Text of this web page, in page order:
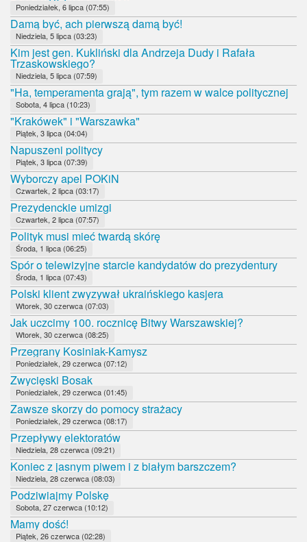
Poniedziałek, 6 lipca (07:55)
Damą być, ach pierwszą damą być!
Niedziela, 5 lipca (03:23)
Kim jest gen. Kukliński dla Andrzeja Dudy i Rafała
Trzaskowskiego?
Niedziela, 5 lipca (07:59)
"Ha, temperamenta grają", tym razem w walce politycznej
Sobota, 4 lipca (10:23)
"Krakówek" i "Warszawka"
Piątek, 3 lipca (04:04)
Napuszeni politycy
Piątek, 3 lipca (07:39)
Wyborczy apel POKiN
Czwartek, 2 lipca (03:17)
Prezydenckie umizgi
Czwartek, 2 lipca (07:57)
Polityk musi mieć twardą skórę
Środa, 1 lipca (06:25)
Spór o telewizyjne starcie kandydatów do prezydentury
Środa, 1 lipca (07:43)
Polski klient zwyzywał ukraińskiego kasjera
Wtorek, 30 czerwca (07:03)
Jak uczcimy 100. rocznicę Bitwy Warszawskiej?
Wtorek, 30 czerwca (08:25)
Przegrany Kosiniak-Kamysz
Poniedziałek, 29 czerwca (07:12)
Zwycięski Bosak
Poniedziałek, 29 czerwca (01:45)
Zawsze skorzy do pomocy strażacy
Poniedziałek, 29 czerwca (08:17)
Przepływy elektoratów
Niedziela, 28 czerwca (09:21)
Koniec z jasnym piwem i z białym barszczem?
Niedziela, 28 czerwca (08:03)
Podziwiajmy Polskę
Sobota, 27 czerwca (10:12)
Mamy dość!
Piątek, 26 czerwca (02:28)